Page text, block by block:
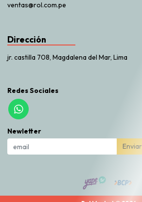
ventas@rol.com.pe
Dirección
jr. castilla 708, Magdalena del Mar, Lima
Redes Sociales
Newletter
Enviar